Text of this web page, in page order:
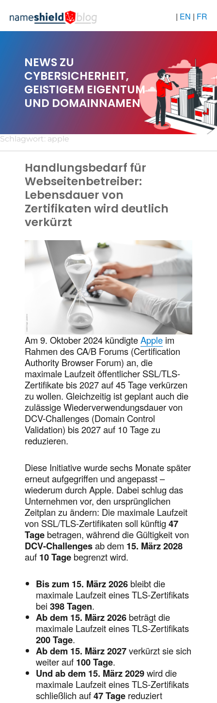
| EN | FR
NEWS ZU
CYBERSICHERHEIT,
GEISTIGEM EIGENTUM
UND DOMAINNAMEN
Schlagwort: apple
Handlungsbedarf für
Webseitenbetreiber:
Lebensdauer von
Zertifikaten wird deutlich
verkürzt
Am 9. Oktober 2024 kündigteApple im
Rahmen des CA/B Forums (Certification
Authority Browser Forum) an, die
maximale Laufzeit öffentlicher SSL/TLS-
Zertifikate bis 2027 auf 45 Tage verkürzen
zu wollen. Gleichzeitig ist geplant auch die
zulässige Wiederverwendungsdauer von
DCV-Challenges (Domain Control
Validation) bis 2027 auf 10 Tage zu
reduzieren.
Diese Initiative wurde sechs Monate später
erneut aufgegriffen und angepasst –
wiederum durch Apple. Dabei schlug das
Unternehmen vor, den ursprünglichen
Zeitplan zu ändern: Die maximale Laufzeit
von SSL/TLS-Zertifikaten soll künftig47
Tage betragen, während die Gültigkeit von
DCV-Challengesab dem 15. März 2028
auf 10 Tage begrenzt wird.
Bis zum 15. März 2026 bleibt die
maximale Laufzeit eines TLS-Zertifikats
bei398 Tagen.
Ab dem 15. März 2026 beträgt die
maximale Laufzeit eines TLS-Zertifikats
200 Tage.
Ab dem 15. März 2027verkürzt sie sich
weiter auf 100 Tage.
Und ab dem 15. März 2029wird die
maximale Laufzeit eines TLS-Zertifikats
schließlich auf47 Tage reduziert